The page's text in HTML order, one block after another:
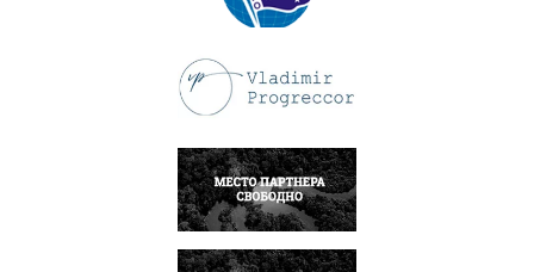
ПОДРОБНЕЕ
НАПИСАТЬ